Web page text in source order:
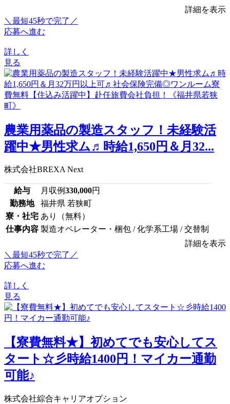
詳細を表示
＼最短45秒で完了／
応募へ進む
詳しく
見る
農業用薬品の製造スタッフ！未経験活
躍中★男性求ム♬時給1,650円＆月32...
株式会社BREXA Next
給与 月収例330,000円
勤務地
福井県 若狭町
寮・社宅 あり（無料）
仕事内容 製造オペレーター・梱包 / 化学系工場 / 交替制
詳細を表示
＼最短45秒で完了／
応募へ進む
詳しく
見る
【寮費無料★】初めてでも安心してス
タート☆彡時給1400円！マイカー通勤
可能♪
株式会社綜合キャリアオプション